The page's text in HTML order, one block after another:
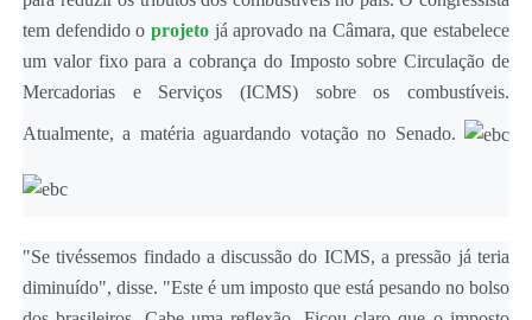
tem defendido o projetojá aprovado na Câmara, que estabelece
um valor fixo para a cobrança do Imposto sobre Circulação de
Mercadorias e Serviços (ICMS) sobre os combustíveis.
Atualmente, a matéria aguardando votação no Senado.
"Se tivéssemos findado a discussão do ICMS, a pressão já teria
diminuído", disse. "Este é um imposto que está pesando no bolso